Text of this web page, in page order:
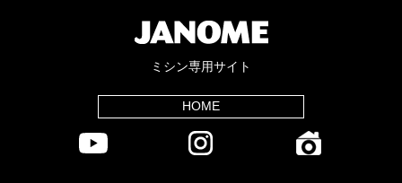
ミシン専用サイト
HOME